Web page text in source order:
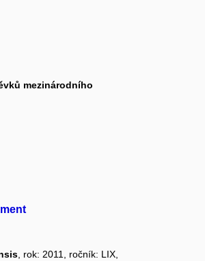
mezinárodního
, rok: 2011, ročník: LIX,